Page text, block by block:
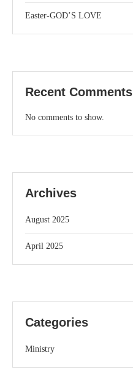
Easter-GOD’S LOVE
Recent Comments
No comments to show.
Archives
August 2025
April 2025
Categories
Ministry